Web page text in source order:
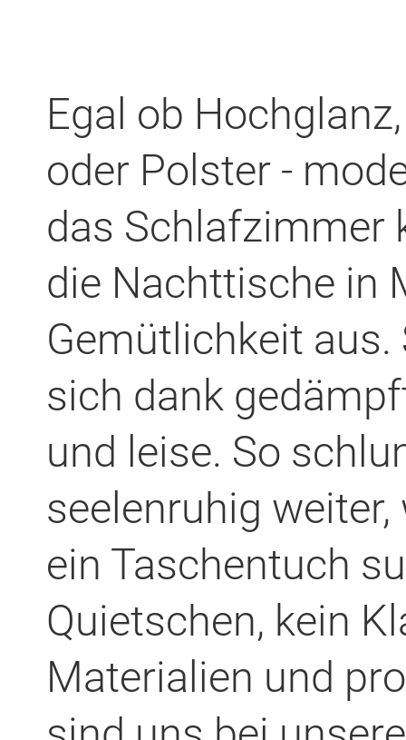
Egal ob
oder Polster -
das Schlafzimmer
die Nachttische in
Gemütlichkeit
sich dank
und leise. So
seelenruhig
ein Taschentuch
Quietschen, kein
Materialien und